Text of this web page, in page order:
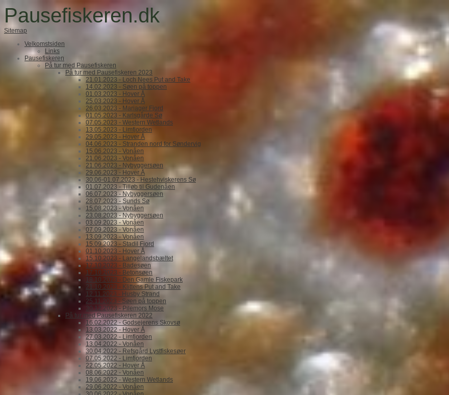
Pausefiskeren.dk
Sitemap
Velkomstsiden
Links
Pausefiskeren
På tur med Pausefiskeren
På tur med Pausefiskeren 2023
21.01.2023 - Loch Nees Put and Take
14.02.2023 - Søen på toppen
01.03.2023 - Hover Å
25.03.2023 - Hover Å
26.03.2023 - Mariager Fjord
01.05.2023 - Karlsgårde Sø
07.05.2023 - Western Wetlands
13.05.2023 - Limfjorden
29.05.2023 - Hover Å
04.06.2023 - Stranden nord for Søndervig
15.06.2023 - Vonåen
21.06.2023 - Vonåen
21.06.2023 - Nybyggersøen
29.06.2023 - Hover Å
30.06-01.07.2023 - Hestehviskerens Sø
01.07.2023 - Tilløb til Gudenåen
06.07.2023 - Nybyggersøen
28.07.2023 - Sunds Sø
15.08.2023 - Vonåen
23.08.2023 - Nybyggersøen
03.09.2023 - Vonåen
07.09.2023 - Vonåen
13.09.2023 - Vonåen
15.09.2023 - Stadil Fjord
01.10.2023 - Hover Å
15.10.2023 - Langelandsbæltet
17.10.2023 - Badesøen
17.10.2023 - Betonsøen
18.10.2023 - Den Gamle Fiskepark
21.10.2023 - Klittens Put and Take
12.11.2023 - Husby Strand
25.11.2023 - Søen på toppen
30.12.2023 - Pilemors Mose
På tur med Pausefiskeren 2022
16.02.2022 - Godsejerens Skovsø
13.03.2022 - Hover Å
27.03.2022 - Limfjorden
13.04.2022 - Vonåen
30.04.2022 - Refsgård Lystfiskesøer
07.05.2022 - Limfjorden
22.05.2022 - Hover Å
08.06.2022 - Vonåen
19.06.2022 - Western Wetlands
29.06.2022 - Vonåen